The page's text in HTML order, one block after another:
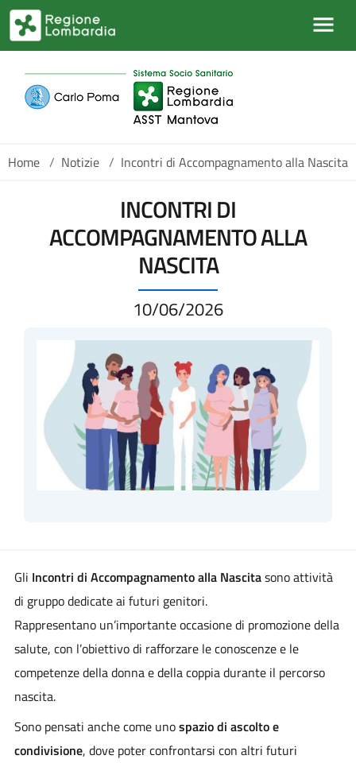
Salta al contenuto principale
Home / Notizie / Incontri di Accompagnamento alla Nascita
INCONTRI DI
ACCOMPAGNAMENTO ALLA
NASCITA
10/06/2026
Gli Incontri di Accompagnamento alla Nascitasono attività
di gruppo dedicate ai futuri genitori.
Rappresentano un’importante occasione di promozione della
salute, con l’obiettivo di rafforzare le conoscenze e le
competenze della donna e della coppia durante il percorso
nascita.
Sono pensati anche come unospazio di ascolto e
condivisione, dove poter confrontarsi con altri futuri